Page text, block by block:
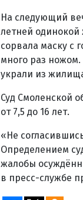
На следующий
летней
сорвала маску с
много раз
украли из
Суд Смоленской
от 7,5 до 16 лет.
«Не
Определением
жалобы
в пресс-службе